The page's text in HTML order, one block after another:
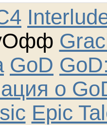
GoD
о
Epic